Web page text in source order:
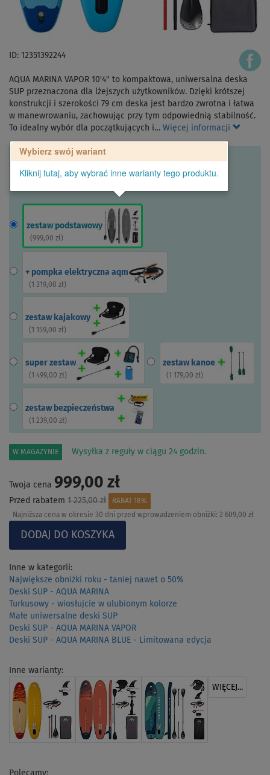
ID: 12351392244
AQUA MARINA VAPOR 10'4" to kompaktowa, uniwersalna deska
SUP przeznaczona dla lżejszych użytkowników. Dzięki krótszej
konstrukcji i szerokości 79 cm deska jest bardzo zwrotna i łatwa
w manewrowaniu, zachowując przy tym odpowiednią stabilność.
To idealny wybór dla początkujących i… Więcej informacji
Wybierz swój wariant
Kliknij tutaj, aby wybrać inne warianty tego produktu.
zestaw podstawowy
( 999,00 zł)
+ pompka elektryczna aqm
( 1 319,00 zł)
zestaw kajakowy
( 1 159,00 zł)
super zestaw
( 1 499,00 zł)
zestaw kanoe
( 1 179,00 zł)
zestaw bezpieczeństwa
( 1 239,00 zł)
W MAGAZYNIE Wysyłka z reguły w ciągu 24 godzin.
Twoja cena 999,00 zł
Przed rabatem 1 225,00 zł
RABAT 18%
Najniższa cena w okresie 30 dni przed wprowadzeniem obniżki: 2 609,00 zł
Inne w kategorii:
Największe obniżki roku - taniej nawet o 50%
Deski SUP - AQUA MARINA
Turkusowy - wiosłujcie w ulubionym kolorze
Małe uniwersalne deski SUP
Deski SUP - AQUA MARINA VAPOR
Deski SUP - AQUA MARINA BLUE - Limitowana edycja
Inne warianty:
WIĘCEJ...
Polecamy: